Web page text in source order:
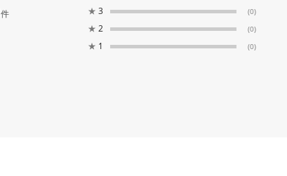
件 ★ 3 (0)
★ 2 (0)
★ 1 (0)